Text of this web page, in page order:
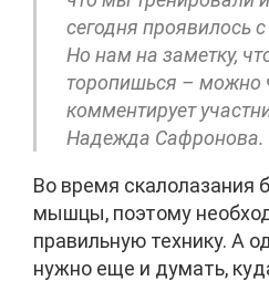
сегодня проявилось
Но нам на заметку,
торопишься – можно
комментирует
Надежда Сафронова.
Во время скалолазания
мышцы, поэтому
правильную технику. А
нужно еще и думать,